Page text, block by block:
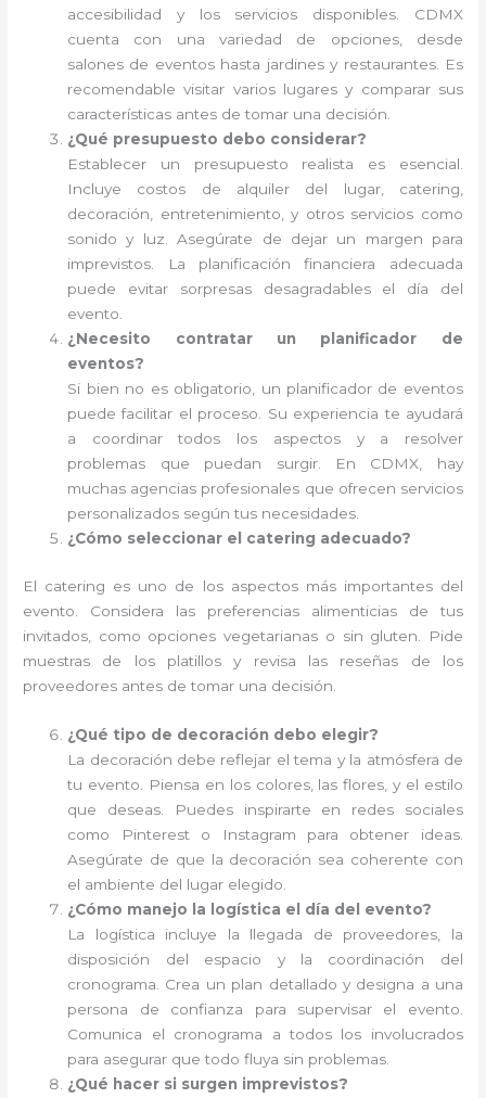
accesibilidad y los servicios disponibles. CDMX
cuenta con una variedad de opciones, desde
salones de eventos hasta jardines y restaurantes. Es
recomendable visitar varios lugares y comparar sus
características antes de tomar una decisión.
¿Qué presupuesto debo considerar?
Establecer un presupuesto realista es esencial.
Incluye costos de alquiler del lugar, catering,
decoración, entretenimiento, y otros servicios como
sonido y luz. Asegúrate de dejar un margen para
imprevistos. La planificación financiera adecuada
puede evitar sorpresas desagradables el día del
evento.
¿Necesito contratar un planificador de
eventos?
Si bien no es obligatorio, un planificador de eventos
puede facilitar el proceso. Su experiencia te ayudará
a coordinar todos los aspectos y a resolver
problemas que puedan surgir. En CDMX, hay
muchas agencias profesionales que ofrecen servicios
personalizados según tus necesidades.
¿Cómo seleccionar el catering adecuado?
El catering es uno de los aspectos más importantes del
evento. Considera las preferencias alimenticias de tus
invitados, como opciones vegetarianas o sin gluten. Pide
muestras de los platillos y revisa las reseñas de los
proveedores antes de tomar una decisión.
¿Qué tipo de decoración debo elegir?
La decoración debe reflejar el tema y la atmósfera de
tu evento. Piensa en los colores, las flores, y el estilo
que deseas. Puedes inspirarte en redes sociales
como Pinterest o Instagram para obtener ideas.
Asegúrate de que la decoración sea coherente con
el ambiente del lugar elegido.
¿Cómo manejo la logística el día del evento?
La logística incluye la llegada de proveedores, la
disposición del espacio y la coordinación del
cronograma. Crea un plan detallado y designa a una
persona de confianza para supervisar el evento.
Comunica el cronograma a todos los involucrados
para asegurar que todo fluya sin problemas.
¿Qué hacer si surgen imprevistos?